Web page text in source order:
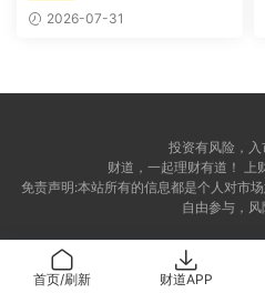
2026-07-31
投资有风险，入
财道，一起理财有道！ 上
免责声明:本站所有的信息都是个人对市
自由参与，风
首页/刷新 财道APP